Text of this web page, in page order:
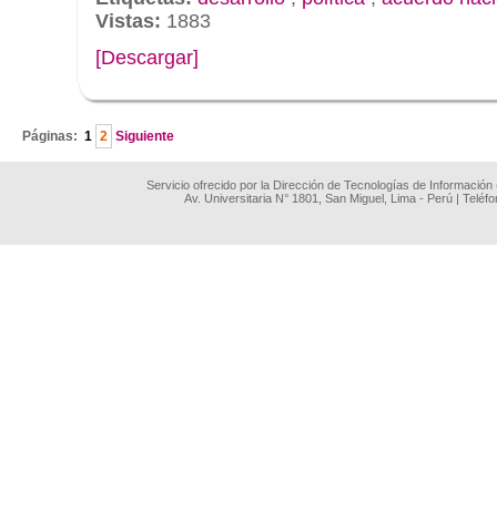
Vistas: 1883
[Descargar]
Páginas: 1 2 Siguiente
Servicio ofrecido por la Dirección de Tecnologías de
Av. Universitaria N° 1801, San Miguel, Lima - Perú |